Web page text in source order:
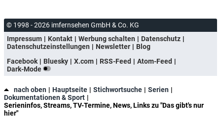
© 1998 - 2026 imfernsehen GmbH & Co. KG
Impressum
Kontakt Werbung schalten
Datenschutz
Datenschutzeinstellungen
Newsletter
Blog
Facebook
Bluesky X.com RSS-Feed
Atom-Feed
Dark-Mode
nach oben Hauptseite Stichwortsuche
Serien
Dokumentationen & Sport
Serieninfos, Streams, TV-Termine, News, Links zu "Das gibt's nur
hier"